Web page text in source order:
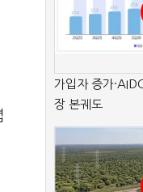
가입자 증가
장 본궤도